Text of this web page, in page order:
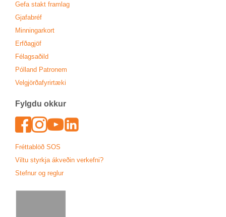
Gefa stakt fram­lag
Gjafa­bréf
Minn­ing­ar­kort
Erfða­gjöf
Fé­lags­að­ild
Pól­land Patronem
Vel­gjörða­fyr­ir­tæki
Fylgdu okk­ur
Face­book
In­sta­gram
Youtu­be
Lin­ked­In
Frétta­blöð SOS
Viltu styrkja ákveð­in verk­efni?
Stefn­ur og regl­ur